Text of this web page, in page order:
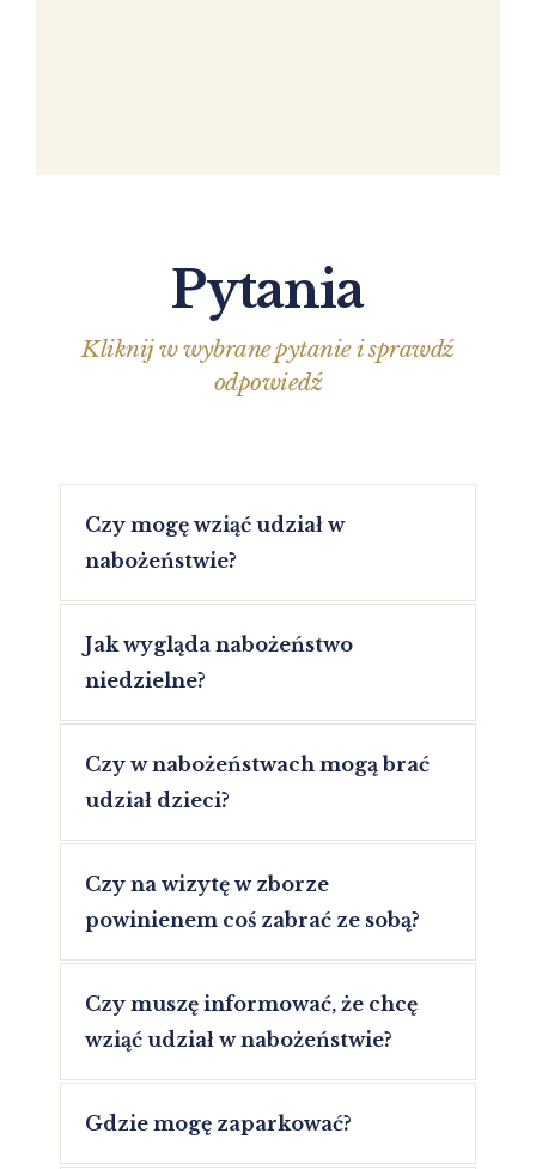
Pytania
Kliknij w wybrane pytanie i sprawdź
odpowiedź
Czy mogę wziąć udział w
nabożeństwie?
Jak wygląda nabożeństwo
niedzielne?
Czy w nabożeństwach mogą brać
udział dzieci?
Czy na wizytę w zborze
powinienem coś zabrać ze sobą?
Czy muszę informować, że chcę
wziąć udział w nabożeństwie?
Gdzie mogę zaparkować?